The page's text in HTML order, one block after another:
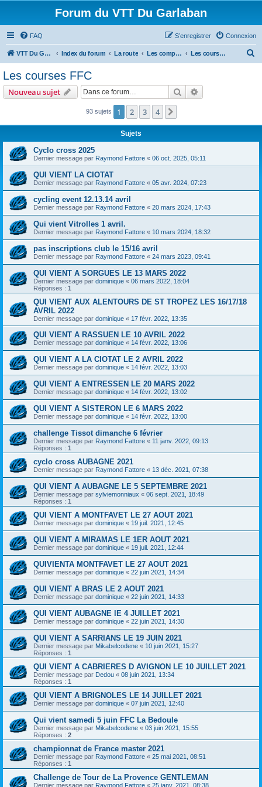
Forum du VTT Du Garlaban
FAQ Connexion
S’enregistrer
VTT Du Garlaban Index du forum La route Les compétitions sur route Les courses FFC
e
Les courses FFC
Nouveau sujet Rechercher
93 sujets 1 2 3 4
Sujets
Cyclo cross 2025
Dernier message par Raymond Fattore « 06 oct. 2025, 05:11
QUI VIENT LA CIOTAT
Dernier message par Raymond Fattore « 05 avr. 2024, 07:23
cycling event 12.13.14 avril
Dernier message par Raymond Fattore « 20 mars 2024, 17:43
Qui vient Vitrolles 1 avril.
Dernier message par Raymond Fattore « 10 mars 2024, 18:32
pas inscriptions club le 15/16 avril
Dernier message par Raymond Fattore « 24 mars 2023, 09:41
QUI VIENT A SORGUES LE 13 MARS 2022
Dernier message par dominique « 06 mars 2022, 18:04
Réponses : 1
QUI VIENT AUX ALENTOURS DE ST TROPEZ LES 16/17/18
AVRIL 2022
Dernier message par dominique « 17 févr. 2022, 13:35
QUI VIENT A RASSUEN LE 10 AVRIL 2022
Dernier message par dominique « 14 févr. 2022, 13:06
QUI VIENT A LA CIOTAT LE 2 AVRIL 2022
Dernier message par dominique « 14 févr. 2022, 13:03
QUI VIENT A ENTRESSEN LE 20 MARS 2022
Dernier message par dominique « 14 févr. 2022, 13:02
QUI VIENT A SISTERON LE 6 MARS 2022
Dernier message par dominique « 14 févr. 2022, 13:00
challenge Tissot dimanche 6 février
Dernier message par Raymond Fattore « 11 janv. 2022, 09:13
Réponses : 1
cyclo cross AUBAGNE 2021
Dernier message par Raymond Fattore « 13 déc. 2021, 07:38
QUI VIENT A AUBAGNE LE 5 SEPTEMBRE 2021
Dernier message par sylviemonniaux « 06 sept. 2021, 18:49
Réponses : 1
QUI VIENT A MONTFAVET LE 27 AOUT 2021
Dernier message par dominique « 19 juil. 2021, 12:45
QUI VIENT A MIRAMAS LE 1ER AOUT 2021
Dernier message par dominique « 19 juil. 2021, 12:44
QUIVIENTA MONTFAVET LE 27 AOUT 2021
Dernier message par dominique « 22 juin 2021, 14:34
QUI VIENT A BRAS LE 2 AOUT 2021
Dernier message par dominique « 22 juin 2021, 14:33
QUI VIENT AUBAGNE lE 4 JUILLET 2021
Dernier message par dominique « 22 juin 2021, 14:30
QUI VIENT A SARRIANS LE 19 JUIN 2021
Dernier message par Mikabelcodene « 10 juin 2021, 15:27
Réponses : 1
QUI VIENT A CABRIERES D AVIGNON LE 10 JUILLET 2021
Dernier message par Dedou « 08 juin 2021, 13:34
Réponses : 1
QUI VIENT A BRIGNOLES LE 14 JUILLET 2021
Dernier message par dominique « 07 juin 2021, 12:40
Qui vient samedi 5 juin FFC La Bedoule
Dernier message par Mikabelcodene « 03 juin 2021, 15:55
Réponses : 2
championnat de France master 2021
Dernier message par Raymond Fattore « 25 mai 2021, 08:51
Réponses : 1
Challenge de Tour de La Provence GENTLEMAN
Dernier message par Raymond Fattore « 25 janv. 2021, 08:38